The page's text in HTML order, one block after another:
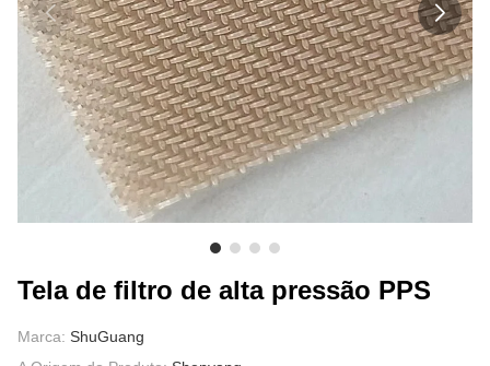
CASO
SHOW DE FÁBRICA
FALE CONOSCO
SOBRE NÓS
Tela de filtro de alta pressão PPS
Marca: ShuGuang